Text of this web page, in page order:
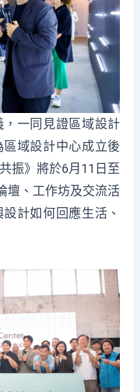
一同見證區域設計
域設計中心成立後
振》將於6月11日至
壇、工作坊及交流活
計如何回應生活、